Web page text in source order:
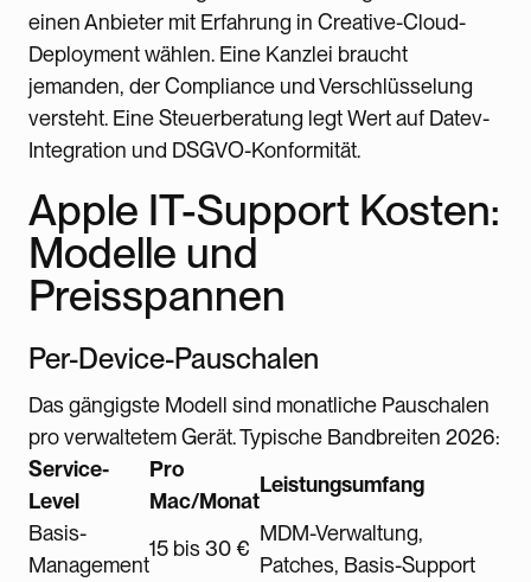
einen Anbieter mit Erfahrung in Creative-Cloud-
Deployment wählen. Eine Kanzlei braucht
jemanden, der Compliance und Verschlüsselung
versteht. Eine Steuerberatung legt Wert auf Datev-
Integration und DSGVO-Konformität.
Apple IT-Support Kosten:
Modelle und
Preisspannen
Per-Device-Pauschalen
Das gängigste Modell sind monatliche Pauschalen
pro verwaltetem Gerät. Typische Bandbreiten 2026:
Service-
Level
Pro
Mac/Monat
Leistungsumfang
Basis-
Management
15 bis 30 €
MDM-Verwaltung,
Patches, Basis-Support